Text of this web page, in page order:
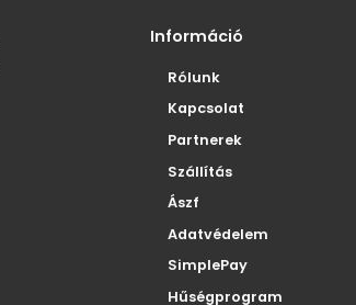
Információ
Rólunk
Kapcsolat
Partnerek
Szállítás
Ászf
Adatvédelem
SimplePay
Hűségprogram